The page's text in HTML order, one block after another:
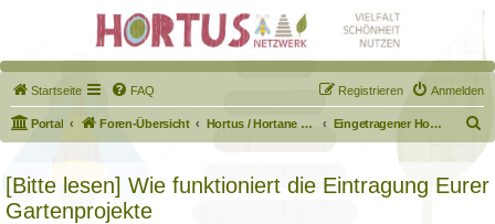
Startseite FAQ Anmelden
Registrieren
Portal Foren-Übersicht Hortus / Hortane Habitate / Garten auf dem Weg Eingetragener Hortus - Mein Hortus und ich!
u
[Bitte lesen] Wie funktioniert die Eintragung Eurer
Gartenprojekte